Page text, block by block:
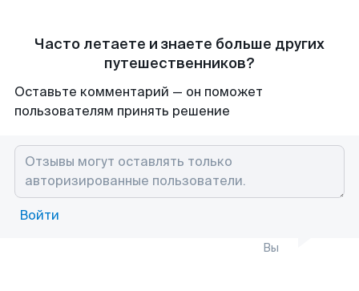
Часто летаете и знаете больше других
путешественников?
Оставьте комментарий — он поможет
пользователям принять решение
Войти
Вы